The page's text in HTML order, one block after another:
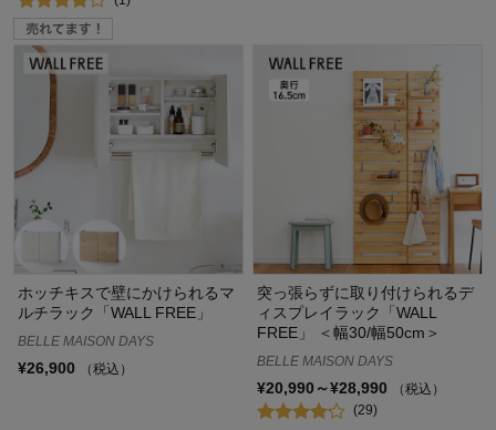
ホッチキスで壁にかけられるマ
ルチラック「WALL FREE」
BELLE MAISON DAYS
¥26,900 （税込）
突っ張らずに取り付けられるデ
ィスプレイラック「WALL
FREE」 ＜幅30/幅50cm＞
BELLE MAISON DAYS
¥20,990～¥28,990
（税込）
(29)